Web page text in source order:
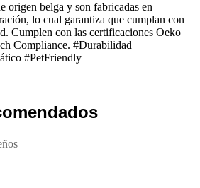
origen belga y son fabricadas en
lo cual garantiza que cumplan con
Cumplen con las certificaciones Oeko
Compliance. #Durabilidad
#PetFriendly